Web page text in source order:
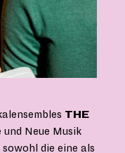
THE
Neue Musik
die eine als